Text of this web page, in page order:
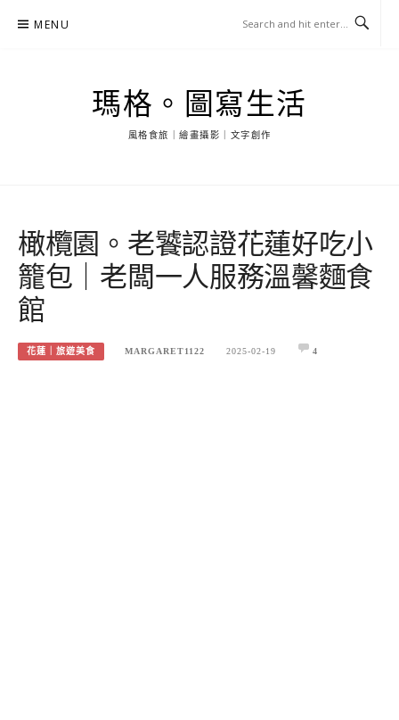
MENU
瑪格。圖寫生活
風格食旅｜繪畫攝影｜文字創作
橄欖園。老饕認證花蓮好吃小
籠包｜老闆一人服務溫馨麵食
館
花蓮｜旅遊美食 MARGARET1122 2025-02-19 4